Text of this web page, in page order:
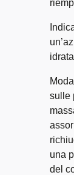
sulle
una
del